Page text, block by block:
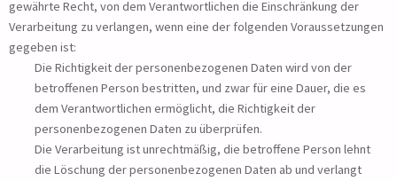
gewährte Recht, von dem Verantwortlichen die Einschränkung der
Verarbeitung zu verlangen, wenn eine der folgenden Voraussetzungen
gegeben ist:
Die Richtigkeit der personenbezogenen Daten wird von der
betroffenen Person bestritten, und zwar für eine Dauer, die es
dem Verantwortlichen ermöglicht, die Richtigkeit der
personenbezogenen Daten zu überprüfen.
Die Verarbeitung ist unrechtmäßig, die betroffene Person lehnt
die Löschung der personenbezogenen Daten ab und verlangt